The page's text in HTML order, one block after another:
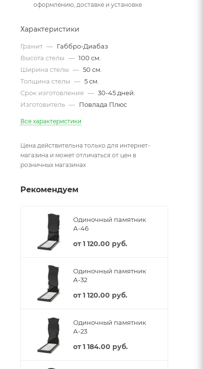
оформлению, доставке и установке
Характеристики
Гранит — Габбро-Диабаз
Высота стелы — 100 см.
Ширина стелы — 50 см.
Толщина стелы — 5 см.
Срок изготовления — 30-45 дней.
Изготовитель — Повлада Плюс
Все характеристики
Цена действительна только для интернет-
магазина и может отличаться от цен в
розничных магазинах
Рекомендуем
Одиночный памятник
А-46
от1 120.00 руб.
Одиночный памятник
А-32
от1 120.00 руб.
Одиночный памятник
А-23
от1 184.00 руб.